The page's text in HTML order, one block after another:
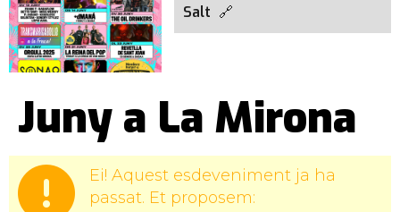
Salt
Juny a La Mirona
Ei! Aquest esdeveniment ja ha
passat. Et proposem: